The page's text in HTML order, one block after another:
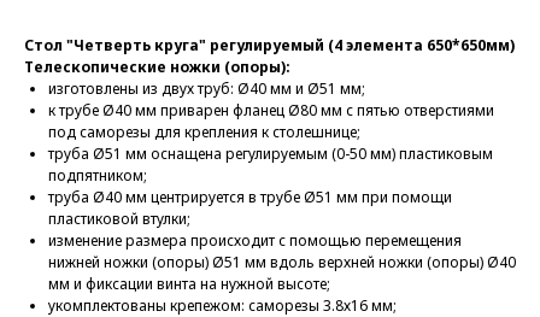
Стол "Четверть круга" регулируемый (4 элемента 650*650мм)
Телескопические ножки (опоры):
изготовлены из двух труб: Ø40 мм и Ø51 мм;
к трубе Ø40 мм приварен фланец Ø80 мм с пятью отверстиями
под саморезы для крепления к столешнице;
труба Ø51 мм оснащена регулируемым (0-50 мм) пластиковым
подпятником;
труба Ø40 мм центрируется в трубе Ø51 мм при помощи
пластиковой втулки;
изменение размера происходит с помощью перемещения
нижней ножки (опоры) Ø51 мм вдоль верхней ножки (опоры) Ø40
мм и фиксации винта на нужной высоте;
укомплектованы крепежом: саморезы 3.8х16 мм;